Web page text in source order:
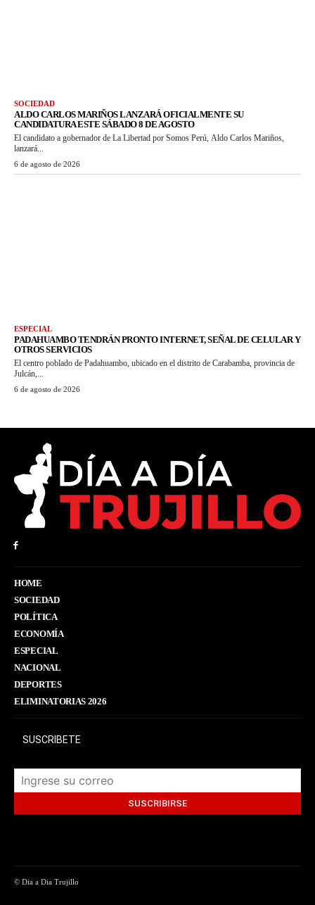
SOCIEDAD
ALDO CARLOS MARIÑOS LANZARÁ OFICIALMENTE SU
CANDIDATURA ESTE SÁBADO 8 DE AGOSTO
El candidato a gobernador de La Libertad por Somos Perú, Aldo Carlos Mariños,
lanzará...
6 de agosto de 2026
ESPECIAL
PADAHUAMBO TENDRÁN PRONTO INTERNET, SEÑAL DE CELULAR Y
OTROS SERVICIOS
El centro poblado de Padahuambo, ubicado en el distrito de Carabamba, provincia de
Julcán,...
6 de agosto de 2026
HOME
SOCIEDAD
POLÍTICA
ECONOMÍA
ESPECIAL
NACIONAL
DEPORTES
ELIMINATORIAS 2026
SUSCRIBETE
© Dia a Dia Trujillo